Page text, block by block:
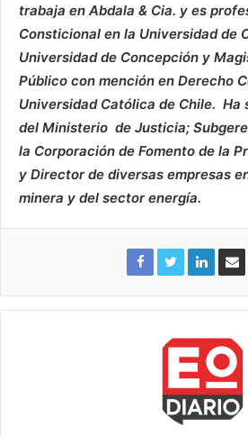
trabaja en Abdala & Cia. y es
Consticional en la Universidad de
Universidad de Concepción y
Público con mención en Derecho
Universidad Católica de Chile. Ha
del Ministerio de Justicia;
la Corporación de Fomento de la
y Director de diversas empresas
minera y del sector energía.